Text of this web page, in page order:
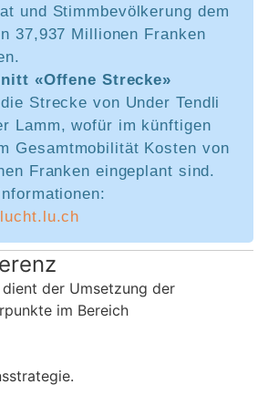
und Stimmbevölkerung dem
37,937 Millionen Franken
«Offene Strecke»
Strecke von Under Tendli
Lamm, wofür im künftigen
Gesamtmobilität Kosten von
Franken eingeplant sind.
dient der Umsetzung der
im Bereich